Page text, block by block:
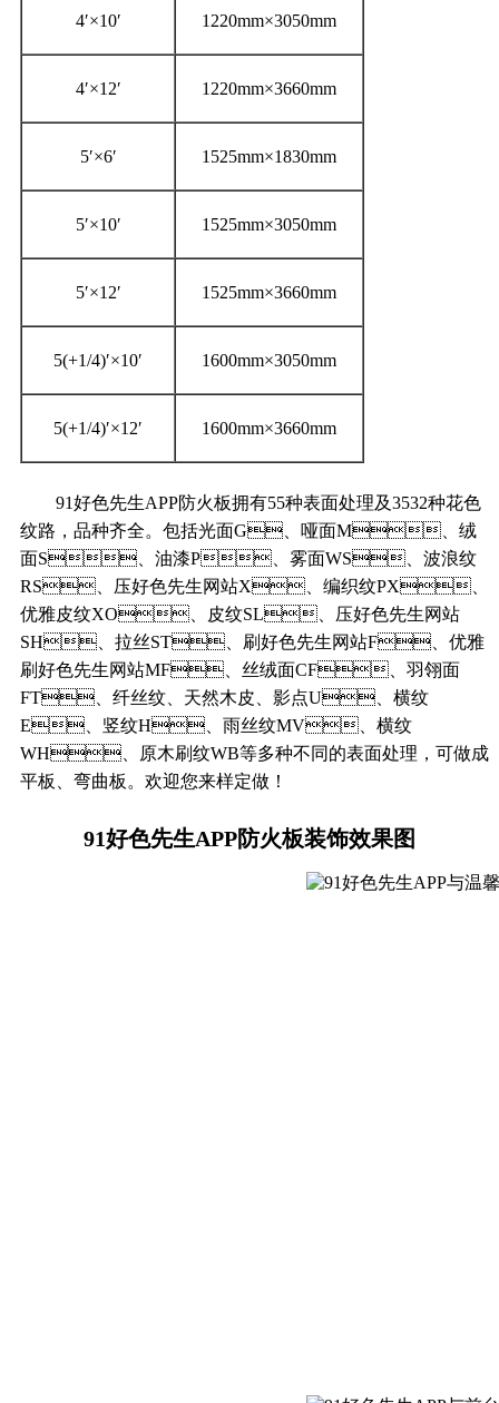
4′×10′ 1220mm×3050mm
4′×12′ 1220mm×3660mm
5′×6′ 1525mm×1830mm
5′×10′ 1525mm×3050mm
5′×12′ 1525mm×3660mm
5(+1/4)′×10′ 1600mm×3050mm
5(+1/4)′×12′ 1600mm×3660mm
91好色先生APP防火板拥有55种表面处理及3532种花色
纹路，品种齐全。包括光面G、哑面M、绒
面S、油漆P、雾面WS、波浪纹
RS、压好色先生网站X、编织纹PX、
优雅皮纹XO、皮纹SL、压好色先生网站
SH、拉丝ST、刷好色先生网站F、优雅
刷好色先生网站MF、丝绒面CF、羽翎面
FT、纤丝纹、天然木皮、影点U、横纹
E、竖纹H、雨丝纹MV、横纹
WH、原木刷纹WB等多种不同的表面处理，可做成
平板、弯曲板。欢迎您来样定做！
91好色先生APP防火板装饰效果图